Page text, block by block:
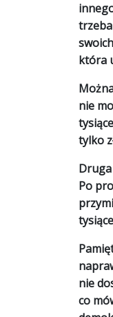
która
nie
tylko
Po
nie
co